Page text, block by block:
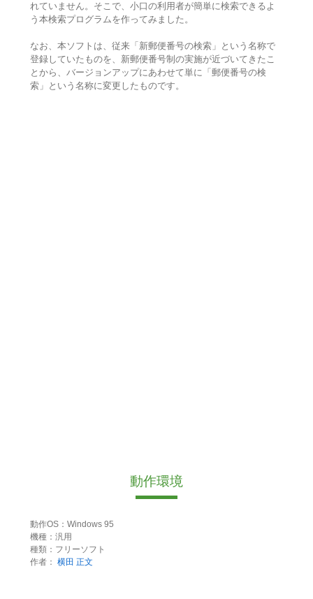
れていません。そこで、小口の利用者が簡単に検索できるよ
う本検索プログラムを作ってみました。
なお、本ソフトは、従来「新郵便番号の検索」という名称で
登録していたものを、新郵便番号制の実施が近づいてきたこ
とから、バージョンアップにあわせて単に「郵便番号の検
索」という名称に変更したものです。
動作環境
動作OS：Windows 95
機種：汎用
種類：フリーソフト
作者： 横田 正文